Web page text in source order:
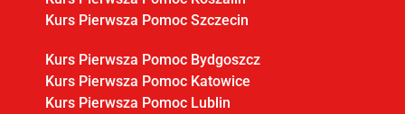
Kurs Pierwsza Pomoc Szczecin
Kurs Pierwsza Pomoc Bydgoszcz
Kurs Pierwsza Pomoc Katowice
Kurs Pierwsza Pomoc Lublin